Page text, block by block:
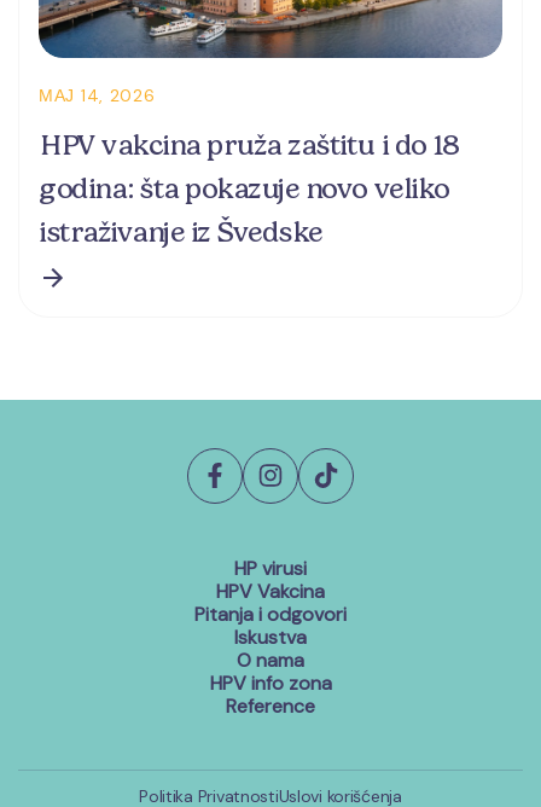
МАЈ 14, 2026
HPV vakcina pruža zaštitu i do 18
godina: šta pokazuje novo veliko
istraživanje iz Švedske
HP virusi
HPV Vakcina
Pitanja i odgovori
Iskustva
O nama
HPV info zona
Reference
Politika PrivatnostiUslovi korišćenja